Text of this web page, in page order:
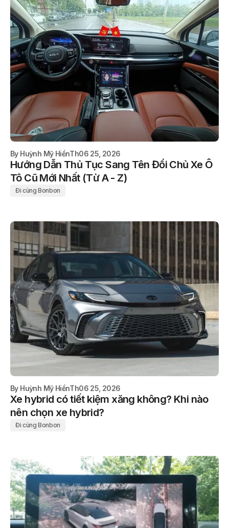
By Huỳnh Mỹ HiềnTh06 25, 2026
Hướng Dẫn Thủ Tục Sang Tên Đổi Chủ Xe Ô
Tô Cũ Mới Nhất (Từ A - Z)
Đi cùng Bonbon
By Huỳnh Mỹ HiềnTh06 25, 2026
Xe hybrid có tiết kiệm xăng không? Khi nào
nên chọn xe hybrid?
Đi cùng Bonbon